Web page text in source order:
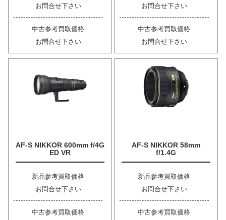
お問合せ下さい
中古参考買取価格
お問合せ下さい
お問合せ下さい
中古参考買取価格
お問合せ下さい
AF-S NIKKOR 600mm f/4G
ED VR
新品参考買取価格
お問合せ下さい
中古参考買取価格
AF-S NIKKOR 58mm
f/1.4G
新品参考買取価格
お問合せ下さい
中古参考買取価格